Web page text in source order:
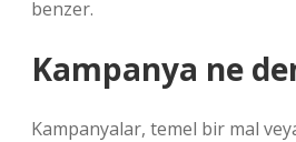
benzer.
Kampanya ne
Kampanyalar, temel bir mal